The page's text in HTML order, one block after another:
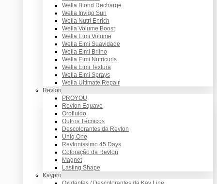
Wella Blond Recharge
Wella Invigo Sun
Wella Nutri Enrich
Wella Volume Boost
Wella Eimi Volume
Wella Eimi Suavidade
Wella Eimi Brilho
Wella Eimi Nutricurls
Wella Eimi Textura
Wella Eimi Sprays
Wella Ultimate Repair
Revlon
PROYOU
Revlon Equave
Orofluido
Outros Técnicos
Descolorantes da Revlon
Uniq One
Revlonissimo 45 Days
Coloração da Revlon
Magnet
Lasting Shape
Kaypro